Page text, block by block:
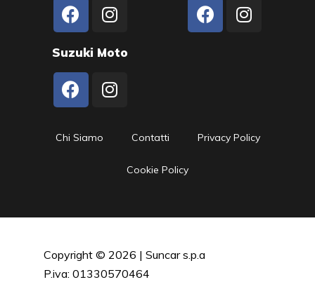
Suzuki Moto
Chi Siamo Contatti Privacy Policy
Cookie Policy
Copyright © 2026 | Suncar s.p.a
P.iva: 01330570464